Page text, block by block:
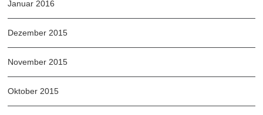
Januar 2016
Dezember 2015
November 2015
Oktober 2015